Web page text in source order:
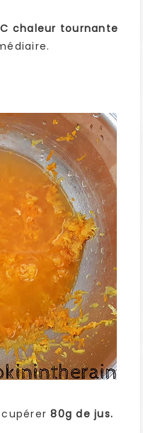
chaleur tournante
80g de jus.